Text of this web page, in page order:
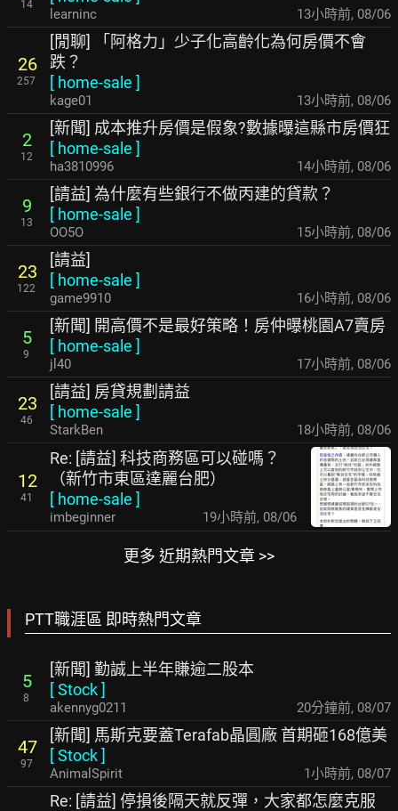
14
learninc 13小時前, 08/06
26
257
[閒聊] 「阿格力」少子化高齡化為何房價不會
跌？
[ home-sale ]
kage01 13小時前, 08/06
2
12
[新聞] 成本推升房價是假象?數據曝這縣市房價狂
[ home-sale ]
ha3810996 14小時前, 08/06
9
13
[請益] 為什麼有些銀行不做丙建的貸款？
[ home-sale ]
OO5O 15小時前, 08/06
23
122
[請益]
[ home-sale ]
game9910 16小時前, 08/06
5
9
[新聞] 開高價不是最好策略！房仲曝桃園A7賣房
[ home-sale ]
jl40 17小時前, 08/06
23
46
[請益] 房貸規劃請益
[ home-sale ]
StarkBen 18小時前, 08/06
12
41
Re: [請益] 科技商務區可以碰嗎？
（新竹市東區達麗台肥）
[ home-sale ]
imbeginner 19小時前, 08/06
更多 近期熱門文章 >>
PTT職涯區 即時熱門文章
5
8
[新聞] 勤誠上半年賺逾二股本
[Stock]
akennyg0211 20分鐘前, 08/07
47
97
[新聞] 馬斯克要蓋Terafab晶圓廠 首期砸168億美
[Stock]
AnimalSpirit 1小時前, 08/07
Re: [請益] 停損後隔天就反彈，大家都怎麼克服